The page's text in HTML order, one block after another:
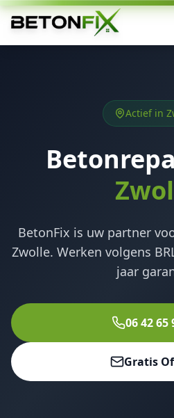
Actief in
BetonFix is uw partner
Zwolle. Werken volgens
jaar
06 42 65
Gratis